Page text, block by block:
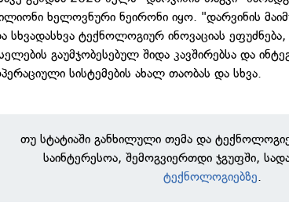
ხელოვნური ნეირონი იყო. "დარვინის
სხვადასხვა ტექნოლოგიურ ინოვაციას
გაუმჯობესებულ შიდა კავშირებსა და
სისტემების ახალ თაობას და სხვა.
თუ სტატიაში განხილული თემა და
საინტერესოა, შემოგვიერთდი ჯგუფში,
ტექნოლოგიებზე.